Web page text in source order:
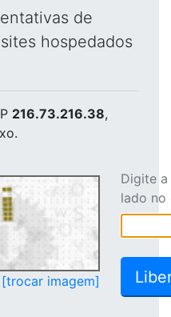
de
hospedados
216.73.216.38,
[trocar imagem]
Digite
lado no